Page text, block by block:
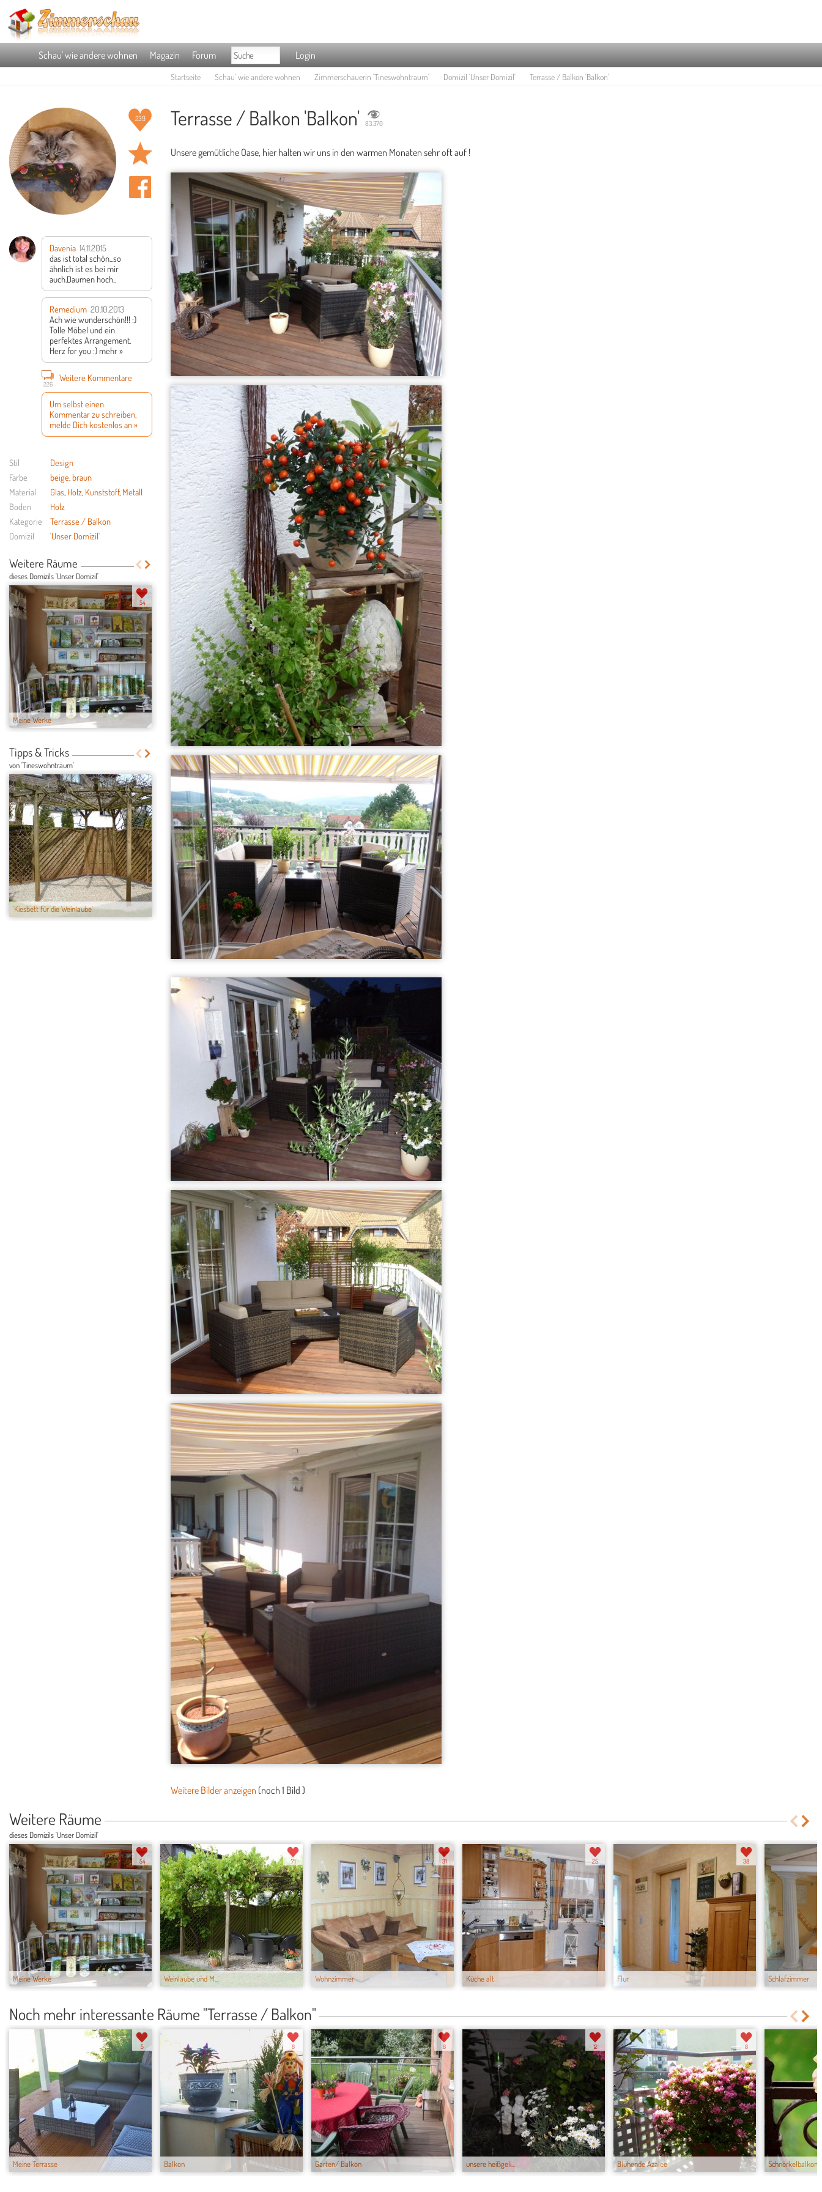
Schau' wie andere wohnen Magazin Forum Login
Startseite Schau' wie andere wohnen Zimmerschauerin 'Tineswohntraum' Domizil 'Unser Domizil' Terrasse / Balkon 'Balkon'
239
Davenia 14.11.2015
das ist total schön...so
ähnlich ist es bei mir
auch.Daumen hoch..
Remedium 20.10.2013
Ach wie wunderschön!!! :)
Tolle Möbel und ein
perfektes Arrangement.
Herz for you :) mehr »
226
Weitere Kommentare
Um selbst einen
Kommentar zu schreiben,
melde Dich kostenlos an »
Stil
Design
Farbe
beige,braun
Material
Glas, Holz, Kunststoff, Metall
Boden
Holz
Kategorie
Terrasse / Balkon
Domizil
'Unser Domizil'
Weitere Räume
dieses Domizils 'Unser Domizil'
Meine Werke
54
Weinlaube und M...
71
Wohnzimmer
Tipps & Tricks
von 'Tineswohntraum'
'Kiesbett für die Weinlaube' 'Traumbett'
Terrasse / Balkon 'Balkon' 83.370
Unsere gemütliche Oase, hier halten wir uns in den warmen Monaten sehr oft auf !
Weitere Bilder anzeigen (noch 1 Bild )
Weitere Räume
dieses Domizils 'Unser Domizil'
Meine Werke
54
Weinlaube und M...
71
Wohnzimmer
31
Küche alt
25
Flur
38
Schlafzimmer
Noch mehr interessante Räume "Terrasse / Balkon"
Meine Terrasse
5
Balkon
8
Garten/ Balkon
8
unsere heißgeli...
12
Blühende Azalee
8
Schnörkelbalkon